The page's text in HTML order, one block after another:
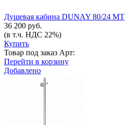
Душевая кабина DUNAY 80/24 МТ
36 200 руб.
(в т.ч. НДС 22%)
Купить
Товар под заказ Арт:
Перейти в корзину
Добавлено